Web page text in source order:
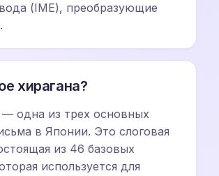
(IME), преобразующие
хирагана?
— одна из трех основных
в Японии. Это слоговая
из 46 базовых
используется для